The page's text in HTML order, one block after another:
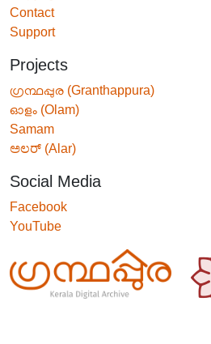
Contact
Support
Projects
ഗ്രന്ഥപ്പുര (Granthappura)
ഓളം (Olam)
Samam
ಅಲರ್ (Alar)
Social Media
Facebook
YouTube